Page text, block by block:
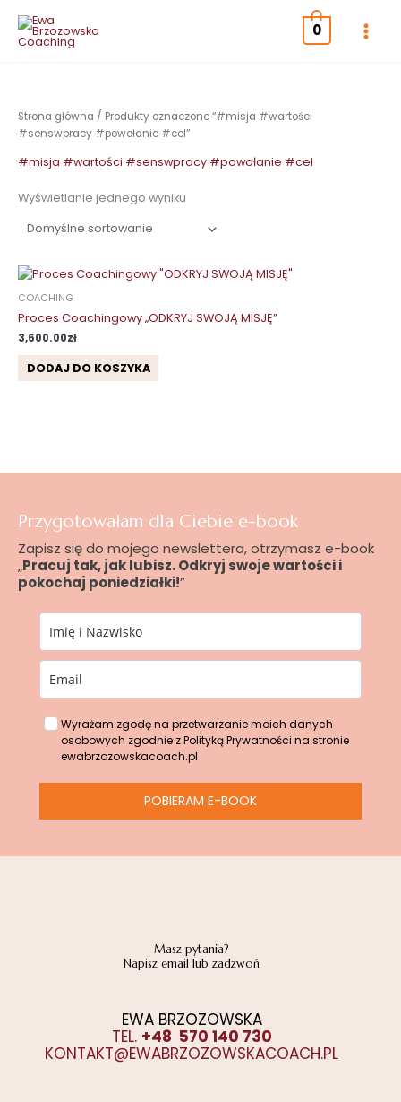
treści
0
Strona główna / Produkty oznaczone “#misja #wartości
#senswpracy #powołanie #cel”
#misja #wartości #senswpracy #powołanie #cel
Wyświetlanie jednego wyniku
COACHING
Proces Coachingowy „ODKRYJ SWOJĄ MISJĘ”
3,600.00zł
DODAJ DO KOSZYKA
Przygotowałam dla Ciebie e-book
Zapisz się do mojego newslettera, otrzymasz e-book
„Pracuj tak, jak lubisz. Odkryj swoje wartości i
pokochaj poniedziałki!”
Wyrażam zgodę na przetwarzanie moich danych
osobowych zgodnie z Polityką Prywatności na stronie
ewabrzozowskacoach.pl
POBIERAM E-BOOK
Masz pytania?
Napisz email lub zadzwoń
EWA BRZOZOWSKA
TEL. +48 570 140 730
KONTAKT@EWABRZOZOWSKACOACH.PL